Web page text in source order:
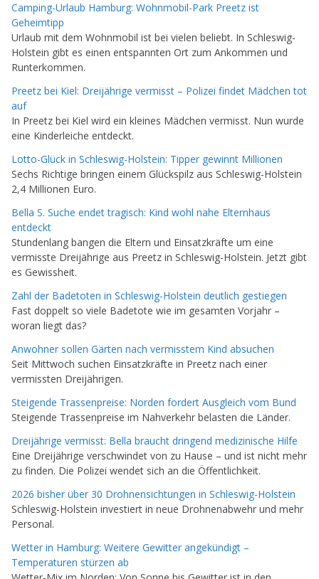
Camping-Urlaub Hamburg: Wohnmobil-Park Preetz ist
Geheimtipp
Urlaub mit dem Wohnmobil ist bei vielen beliebt. In Schleswig-
Holstein gibt es einen entspannten Ort zum Ankommen und
Runterkommen.
Preetz bei Kiel: Dreijährige vermisst – Polizei findet Mädchen tot
auf
In Preetz bei Kiel wird ein kleines Mädchen vermisst. Nun wurde
eine Kinderleiche entdeckt.
Lotto-Glück in Schleswig-Holstein: Tipper gewinnt Millionen
Sechs Richtige bringen einem Glückspilz aus Schleswig-Holstein
2,4 Millionen Euro.
Bella S. Suche endet tragisch: Kind wohl nahe Elternhaus
entdeckt
Stundenlang bangen die Eltern und Einsatzkräfte um eine
vermisste Dreijährige aus Preetz in Schleswig-Holstein. Jetzt gibt
es Gewissheit.
Zahl der Badetoten in Schleswig-Holstein deutlich gestiegen
Fast doppelt so viele Badetote wie im gesamten Vorjahr –
woran liegt das?
Anwohner sollen Gärten nach vermisstem Kind absuchen
Seit Mittwoch suchen Einsatzkräfte in Preetz nach einer
vermissten Dreijährigen.
Steigende Trassenpreise: Norden fordert Ausgleich vom Bund
Steigende Trassenpreise im Nahverkehr belasten die Länder.
Dreijährige vermisst: Bella braucht dringend medizinische Hilfe
Eine Dreijährige verschwindet von zu Hause – und ist nicht mehr
zu finden. Die Polizei wendet sich an die Öffentlichkeit.
2026 bisher über 30 Drohnensichtungen in Schleswig-Holstein
Schleswig-Holstein investiert in neue Drohnenabwehr und mehr
Personal.
Wetter in Hamburg: Weitere Gewitter angekündigt –
Temperaturen stürzen ab